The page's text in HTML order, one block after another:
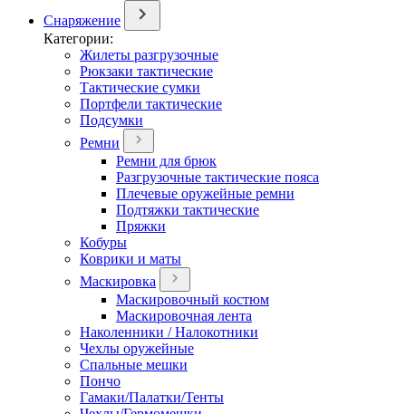
Снаряжение
Категории:
Жилеты разгрузочные
Рюкзаки тактические
Тактические сумки
Портфели тактические
Подсумки
Ремни
Ремни для брюк
Разгрузочные тактические пояса
Плечевые оружейные ремни
Подтяжки тактические
Пряжки
Кобуры
Коврики и маты
Маскировка
Маскировочный костюм
Маскировочная лента
Наколенники / Налокотники
Чехлы оружейные
Спальные мешки
Пончо
Гамаки/Палатки/Тенты